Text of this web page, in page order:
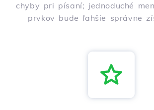
chyby pri písaní; jednoduché
prvkov bude ľahšie správne